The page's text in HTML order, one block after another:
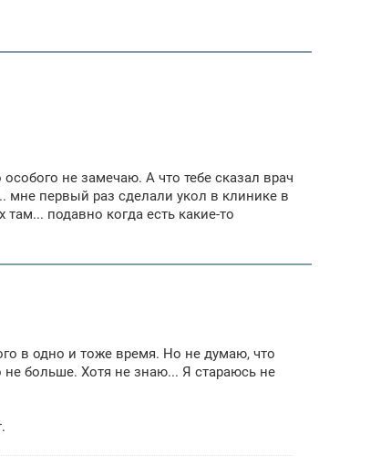
не замечаю. А что тебе сказал врач
мне первый раз сделали укол в клинике в
подавно когда есть какие-то
в одно и тоже время. Но не думаю, что
больше. Хотя не знаю... Я стараюсь не